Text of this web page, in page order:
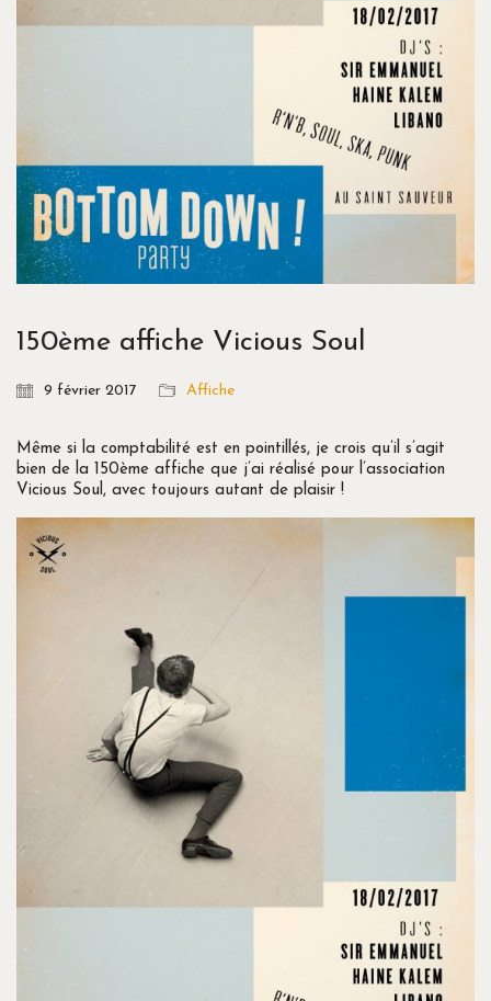
150ème affiche Vicious Soul
9 février 2017 Affiche
Même si la comptabilité est en pointillés, je crois qu’il s’agit
bien de la 150ème affiche que j’ai réalisé pour l’association
Vicious Soul, avec toujours autant de plaisir !